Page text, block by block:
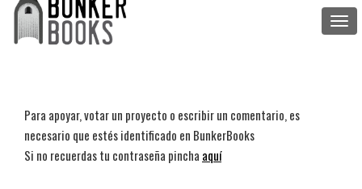
Para apoyar, votar un proyecto o escribir un comentario, es
necesario que estés identificado en BunkerBooks
Si no recuerdas tu contraseña pincha aquí